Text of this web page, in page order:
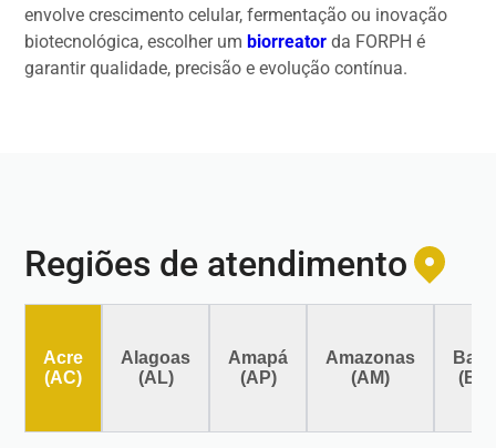
envolve crescimento celular, fermentação ou inovação
biotecnológica, escolher umbiorreator da FORPH é
garantir qualidade, precisão e evolução contínua.
Regiões de atendimento
Acre
(AC)
Alagoas
(AL)
Amapá
(AP)
Amazonas
(AM)
(BA)